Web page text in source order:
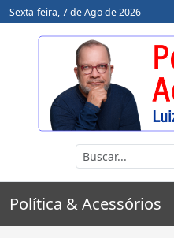
Sexta-feira, 7 de Ago de 2026
Política & Acessórios